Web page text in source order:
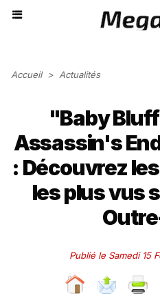
Accueil > Actualités
"Baby
Assassin's
: Découvrez
les plus vus
Publié le Samedi 15